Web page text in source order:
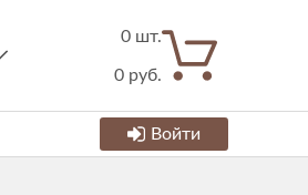
0 шт.
0 руб.
Войти